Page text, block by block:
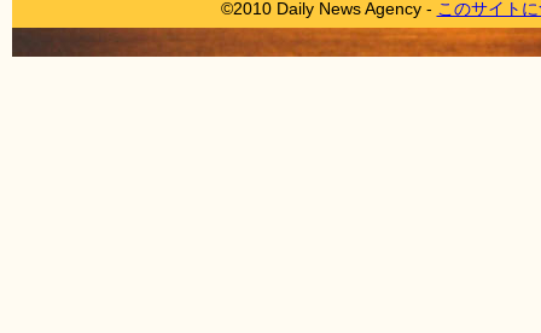
©2010 Daily News Agency - このサイト